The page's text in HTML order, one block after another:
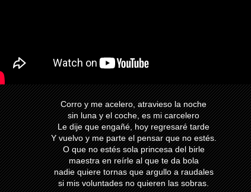
Corro y me acelero, atravieso la noche
sin luna y el coche, es mi carcelero
Le dije que engañé, hoy regresaré tarde
Y vuelvo y me parte el pensar que no estés.
O que no estés sola princesa del birle
maestra en reírle al que te da bola
nadie quiere tornas que argullo a raudales
si mis voluntades no quieren las sobras.